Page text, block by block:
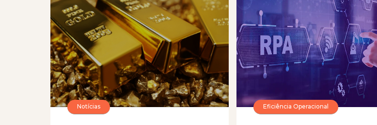
Notícias Eficiência Operacional